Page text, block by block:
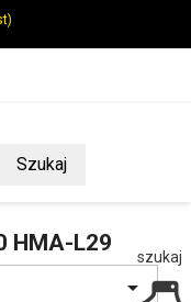
Szukaj
HMA-L29

szukaj